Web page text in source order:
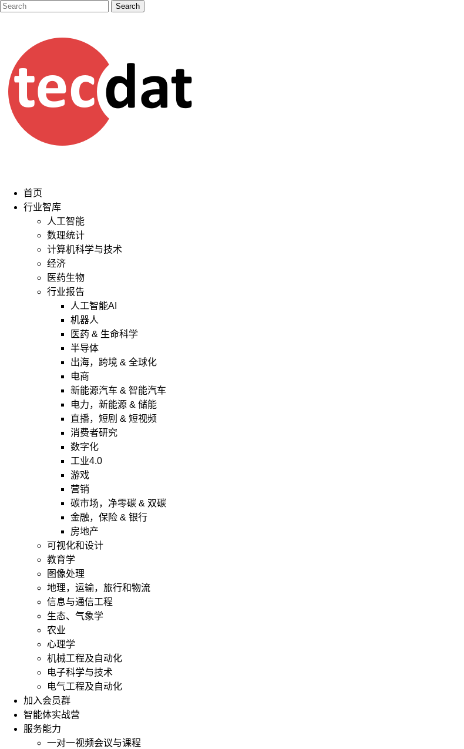
首页
行业智库
人工智能
数理统计
计算机科学与技术
经济
医药生物
行业报告
人工智能AI
机器人
医药 & 生命科学
半导体
出海，跨境 & 全球化
电商
新能源汽车 & 智能汽车
电力，新能源 & 储能
直播，短剧 & 短视频
消费者研究
数字化
工业4.0
游戏
营销
碳市场，净零碳 & 双碳
金融，保险 & 银行
房地产
可视化和设计
教育学
图像处理
地理，运输，旅行和物流
信息与通信工程
生态、气象学
农业
心理学
机械工程及自动化
电子科学与技术
电气工程及自动化
加入会员群
智能体实战营
服务能力
一对一视频会议与课程